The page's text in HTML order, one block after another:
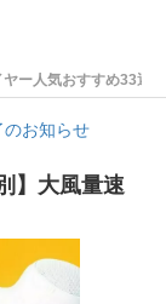
ヤー人気おすすめ33選
のお知らせ
】大風量速